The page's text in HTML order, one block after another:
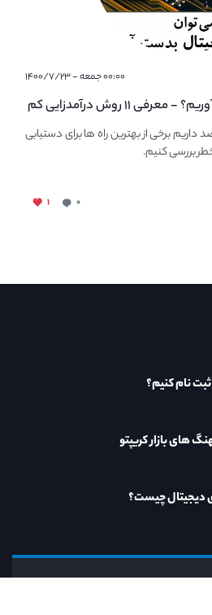
۰۰:۰۰ جمعه - ۱۴۰۰/۷/۲۳
چگونه ارزدیجیتال بدست آوریم؟ - معرفی ۱۱ روش درآمدزایی کم
داریم برخی از بهترین راه ها برای دستیابی
بررسی کنیم.
۰ ۱
نام کنیم؟
های بازار کریپتو
دیجیتال چیست؟